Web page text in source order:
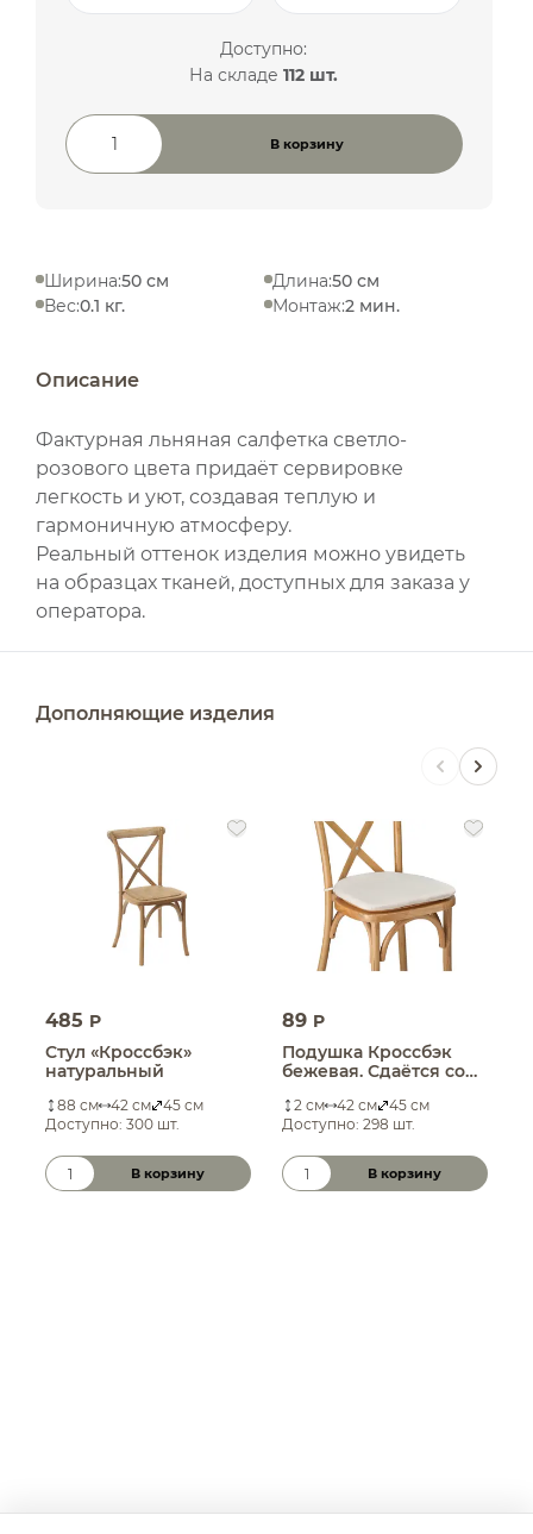
Доступно:
На складе112 шт.
Количество товара
В корзину
Ширина:50 см Длина:50 см
Вес:0.1 кг. Монтаж:2 мин.
Описание
Фактурная льняная салфетка светло-
розового цвета придаёт сервировке
легкость и уют, создавая теплую и
гармоничную атмосферу.
Реальный оттенок изделия можно увидеть
на образцах тканей, доступных для заказа у
оператора.
Дополняющие изделия
485 P
Стул «Кроссбэк»
натуральный
88 см 42 см
45 см
Доступно: 300 шт.
Количество товара
В корзину
89 P
Подушка Кроссбэк
бежевая. Сдаётся со
2 см 42 см
45 см
Доступно: 298 шт.
Количество товара
В корзину